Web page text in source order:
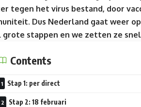
tegen het virus bestand, door
Dus Nederland gaat weer
grote stappen en we zetten ze
Contents
Stap 1: per direct
Stap 2: 18 februari